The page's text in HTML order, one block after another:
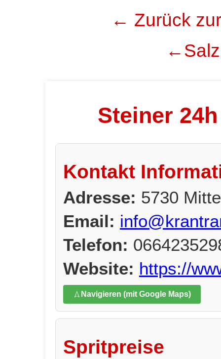
← Zurück
Steiner
Kontakt
Adresse: 5730
Email:
Telefon:
Website: https://
Navigieren (mit Google Maps)
Spritpreise